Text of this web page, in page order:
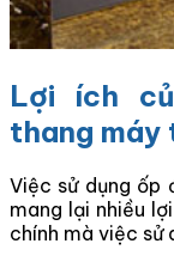
Lợi ích
thang
Việc sử dụng
mang lại nhiều
chính mà việc sử